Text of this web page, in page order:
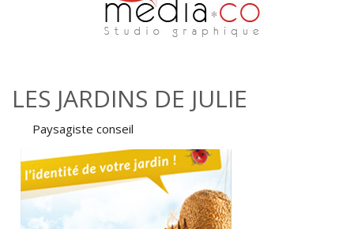
Aller au contenu principal
LES JARDINS DE JULIE
Paysagiste conseil